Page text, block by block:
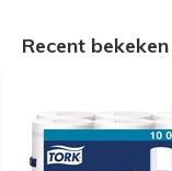
Recent bekeken